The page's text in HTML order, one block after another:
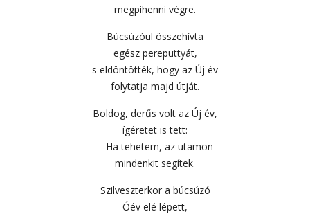
megpihenni végre.
Búcsúzóul összehívta
egész pereputtyát,
s eldöntötték, hogy az Új év
folytatja majd útját.
Boldog, derűs volt az Új év,
ígéretet is tett:
– Ha tehetem, az utamon
mindenkit segítek.
Szilveszterkor a búcsúzó
Óév elé lépett,